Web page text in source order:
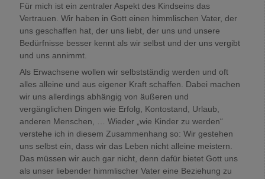
Für mich ist ein zentraler Aspekt des Kindseins das
Vertrauen. Wir haben in Gott einen himmlischen Vater, der
uns geschaffen hat, der uns liebt, der uns und unsere
Bedürfnisse besser kennt als wir selbst und der uns vergibt
und uns annimmt.
Als Erwachsene wollen wir selbstständig werden und oft
alles alleine und aus eigener Kraft schaffen. Dabei machen
wir uns allerdings abhängig von äußeren und
vergänglichen Dingen wie Erfolg, Kontostand, Urlaub,
anderen Menschen, … Wieder „wie Kinder zu werden“
verstehe ich in diesem Zusammenhang so: Wir gestehen
uns selbst ein, dass wir das Leben nicht alleine meistern.
Das müssen wir auch gar nicht, denn dafür bietet Gott uns
als unser liebender himmlischer Vater eine Beziehung zu